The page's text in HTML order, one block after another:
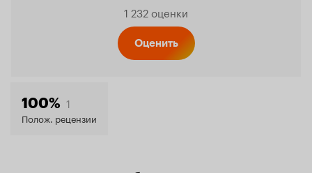
1 232 оценки
Оценить
100% 1
Полож. рецензии